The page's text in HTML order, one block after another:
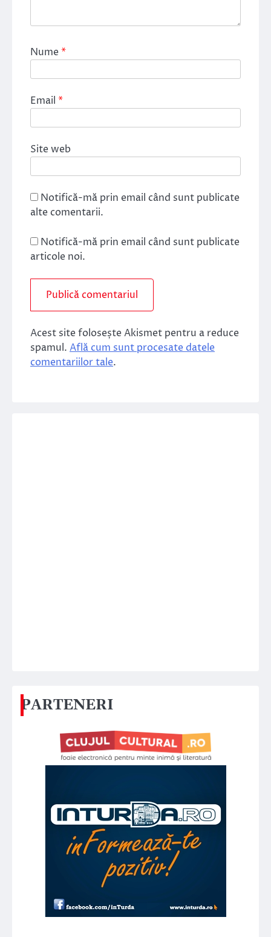
Nume*
Email *
Site web
Notifică-mă prin email când sunt publicate
alte comentarii.
Notifică-mă prin email când sunt publicate
articole noi.
Acest site folosește Akismet pentru a reduce
spamul. Află cum sunt procesate datele
comentariilor tale.
PARTENERI